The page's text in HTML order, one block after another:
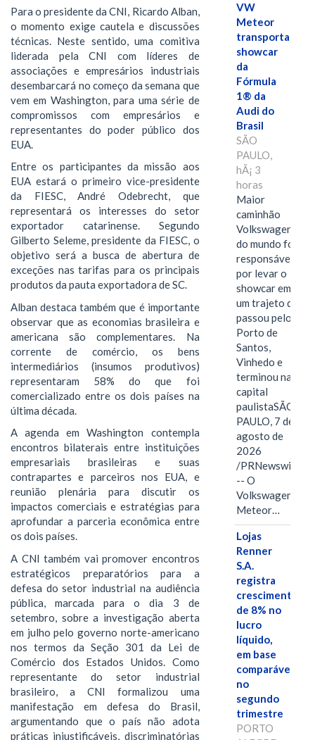
Para o presidente da CNI, Ricardo Alban,
o momento exige cautela e discussões
técnicas. Neste sentido, uma comitiva
liderada pela CNI com líderes de
associações e empresários industriais
desembarcará no começo da semana que
vem em Washington, para uma série de
compromissos com empresários e
representantes do poder público dos
EUA.
Entre os participantes da missão aos
EUA estará o primeiro vice-presidente
da FIESC, André Odebrecht, que
representará os interesses do setor
exportador catarinense. Segundo
Gilberto Seleme, presidente da FIESC, o
objetivo será a busca de abertura de
exceções nas tarifas para os principais
produtos da pauta exportadora de SC.
Alban destaca também que é importante
observar que as economias brasileira e
americana são complementares. Na
corrente de comércio, os bens
intermediários (insumos produtivos)
representaram 58% do que foi
comercializado entre os dois países na
última década.
A agenda em Washington contempla
encontros bilaterais entre instituições
empresariais brasileiras e suas
contrapartes e parceiros nos EUA, e
reunião plenária para discutir os
impactos comerciais e estratégias para
aprofundar a parceria econômica entre
os dois países.
A CNI também vai promover encontros
estratégicos preparatórios para a
defesa do setor industrial na audiência
pública, marcada para o dia 3 de
setembro, sobre a investigação aberta
em julho pelo governo norte-americano
nos termos da Seção 301 da Lei de
Comércio dos Estados Unidos. Como
representante do setor industrial
brasileiro, a CNI formalizou uma
manifestação em defesa do Brasil,
argumentando que o país não adota
práticas injustificáveis, discriminatórias
VW
Meteor
transporta
showcar
da
Fórmula
1® da
Audi do
Brasil
SÃO
PAULO,
hÃ¡ 3
horas
Maior
caminhão
Volkswagen
do mundo foi
responsável
por levar o
showcar em
um trajeto que
passou pelo
Porto de
Santos,
Vinhedo e
terminou na
capital
paulistaSÃO
PAULO, 7 de
agosto de
2026
/PRNewswire/
-- O
Volkswagen
Meteor…
Lojas
Renner
S.A.
registra
crescimento
de 8% no
lucro
líquido,
em base
comparável,
no
segundo
trimestre
PORTO